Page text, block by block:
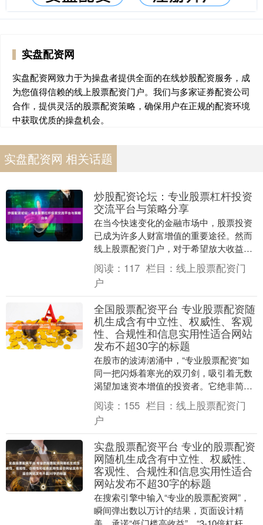
实盘配资网
实盘配资网致力于为操盘者提供全面的在线炒股配资服务，成
为您值得信赖的线上股票配资门户。我们与多家证券配资公司
合作，提供灵活的股票配资策略，确保用户在正规的配资环境
中获取优质的操盘机会。
实盘配资网 相关话题
炒股配资论坛：专业股票杠杆投资
交流平台与策略分享
在当今快速变化的金融市场中，股票投资
已成为许多人财富增值的重要途径。然而
线上股票配资门户，对于希望放大收益的
投资者来说，传统的炒股方式可能无法完
全满足需求。这时....
阅读： 117 栏目： 线上股票配资门
户
全国股票配资平台 专业股票配资随
机生成含有中立性、权威性、客观
性、合规性和信息实用性适合网站
发布不超30字的标题
在股市的波涛汹涌中，“专业股票配资”如
同一把闪烁着寒光的双刃剑，吸引着无数
渴望加速资本增值的投资者。它绝非简单
的借钱炒股，而是在特定框架下，通过杠
杆放大资金规模....
阅读： 155 栏目： 线上股票配资门
户
实盘股票配资平台 专业的股票配资
网随机生成含有中立性、权威性、
客观性、合规性和信息实用性适合
网站发布不超30字的标题
在搜索引擎中输入“专业的股票配资网”，
瞬间弹出数以万计的结果，页面设计精